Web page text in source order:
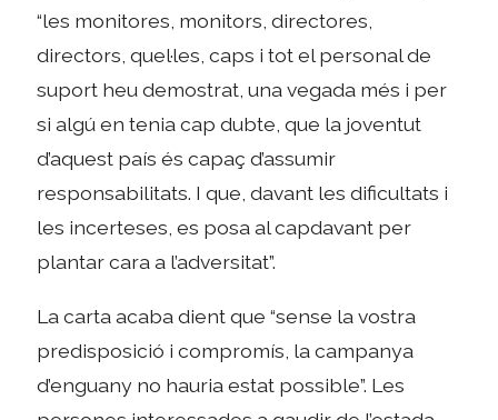
“les monitores, monitors, directores,
directors, quel·les, caps i tot el personal de
suport heu demostrat, una vegada més i per
si algú en tenia cap dubte, que la joventut
d’aquest país és capaç d’assumir
responsabilitats. I que, davant les dificultats i
les incerteses, es posa al capdavant per
plantar cara a l’adversitat”.
La carta acaba dient que “sense la vostra
predisposició i compromís, la campanya
d’enguany no hauria estat possible”. Les